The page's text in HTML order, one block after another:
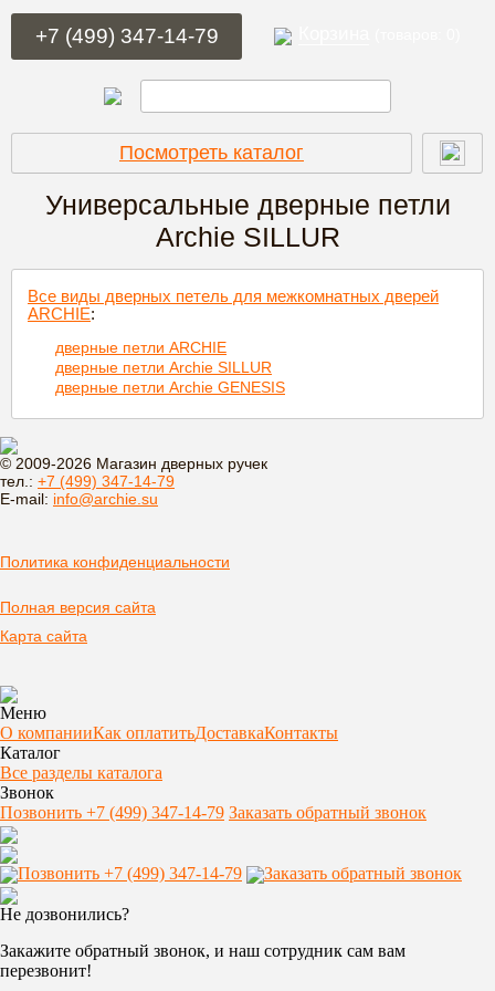
+7 (499) 347-14-79
Посмотреть каталог
Универсальные дверные петли
Archie SILLUR
Все виды дверных петель для межкомнатных дверей
ARCHIE:
дверные петли ARCHIE
дверные петли Archie SILLUR
дверные петли Archie GENESIS
© 2009-2026 Магазин дверных ручек
тел.: +7 (499) 347-14-79
E-mail: info@archie.su
Политика конфиденциальности
Полная версия сайта
Карта сайта
Меню
О компанииКак оплатитьДоставкаКонтакты
Каталог
Все разделы каталога
Звонок
Позвонить +7 (499) 347-14-79 Заказать обратный звонок
Позвонить +7 (499) 347-14-79 Заказать обратный звонок
Не дозвонились?
Закажите обратный звонок, и наш сотрудник сам вам
перезвонит!